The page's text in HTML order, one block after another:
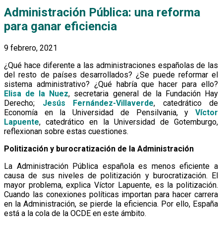
Administración Pública: una reforma
para ganar eficiencia
9 febrero, 2021
¿Qué hace diferente a las administraciones españolas de las
del resto de países desarrollados? ¿Se puede reformar el
sistema administrativo? ¿Qué habría que hacer para ello?
Elisa de la Nuez, secretaria general de la Fundación Hay
Derecho; Jesús Fernández-Villaverde, catedrático de
Economía en la Universidad de Pensilvania, y Víctor
Lapuente, catedrático en la Universidad de Gotemburgo,
reflexionan sobre estas cuestiones.
Politización y burocratización de la Administración
La Administración Pública española es menos eficiente a
causa de sus niveles de politización y burocratización. El
mayor problema, explica Víctor Lapuente, es la politización.
Cuando las conexiones políticas importan para hacer carrera
en la Administración, se pierde la eficiencia. Por ello, España
está a la cola de la OCDE en este ámbito.